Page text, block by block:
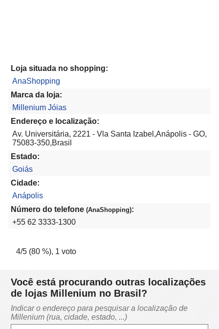
Loja situada no shopping:
AnaShopping
Marca da loja:
Millenium Jóias
Endereço e localização:
Av. Universitária, 2221 - Vla Santa Izabel,Anápolis - GO,
75083-350,Brasil
Estado:
Goiás
Cidade:
Anápolis
Número do telefone (AnaShopping):
+55 62 3333-1300
4/5 (80 %), 1 voto
Você está procurando outras localizações
de lojas Millenium no Brasil?
Indicar o endereço para pesquisar a localização de
Millenium (rua, cidade, estado, ...)